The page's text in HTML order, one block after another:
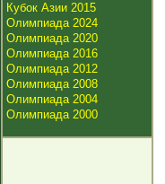
Кубок Азии 2015
Олимпиада 2024
Олимпиада 2020
Олимпиада 2016
Олимпиада 2012
Олимпиада 2008
Олимпиада 2004
Олимпиада 2000